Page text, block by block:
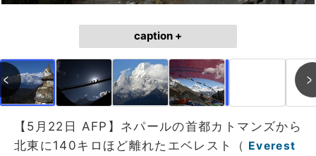
caption +
成中 画像作成中
【5月22日 AFP】ネパールの首都カトマンズから
北東に140キロほど離れたエベレスト（ Everest